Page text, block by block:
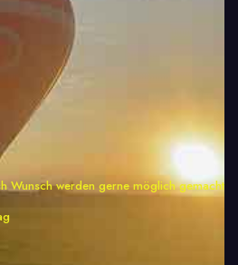
Wunsch werden gerne möglich gemacht